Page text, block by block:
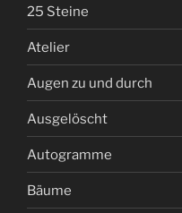
25 Steine
Atelier
Augen zu und durch
Ausgelöscht
Autogramme
Bäume